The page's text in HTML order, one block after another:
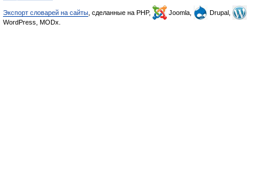
Экспорт словарей на сайты , сделанные на PHP, Joomla,
Drupal,
WordPress, MODx.